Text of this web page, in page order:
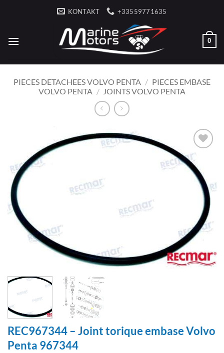
KONTAKT +33559771635
0
PIECES DETACHEES VOLVO PENTA / PIECES EMBASE
VOLVO PENTA / JOINTS VOLVO PENTA
AJOUTER
À LA
D’ENVIES
REC967344 – Joint torique embase Volvo
Penta 967344